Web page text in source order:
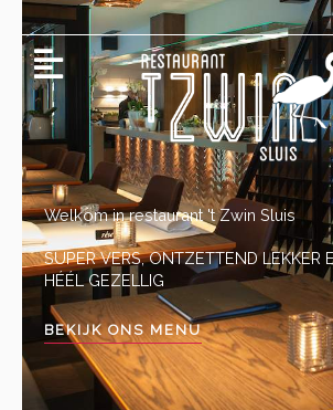
naar
inhoud
Menu
Welkom in restaurant 't Zwin Sluis
SUPER VERS, ONTZETTEND LEKKER
HÉÉL GEZELLIG
BEKIJK ONS MENU